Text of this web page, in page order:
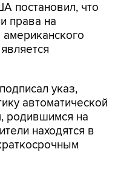
постановил, что
права на
указ,
автоматической
родившимся на
находятся в